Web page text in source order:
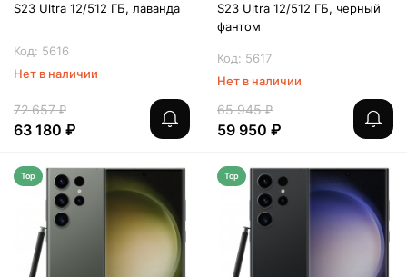
S23 Ultra 12/512 ГБ, лаванда
Код: 5616
Нет в наличии
72 657 ₽
63 180 ₽
S23 Ultra 12/512 ГБ, черный
фантом
Код: 5617
Нет в наличии
65 945 ₽
59 950 ₽
Top Top